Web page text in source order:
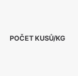
POČET KUSŮ/KG